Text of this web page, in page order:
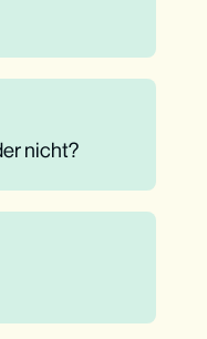
nicht?